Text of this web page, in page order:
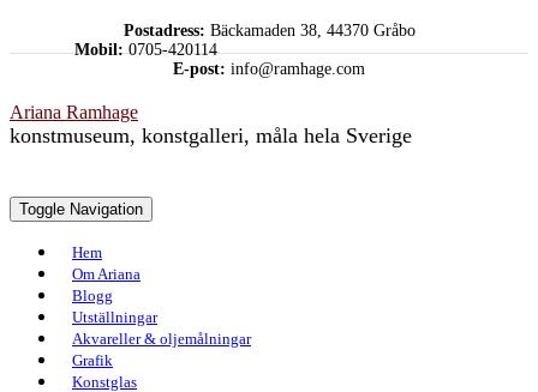
Postadress: Bäckamaden 38, 44370 Gråbo
Mobil:0705-420114
E-post: info@ramhage.com
Ariana Ramhage
konstmuseum, konstgalleri, måla hela Sverige
Toggle Navigation
Hem
Om Ariana
Blogg
Utställningar
Akvareller & oljemålningar
Grafik
Konstglas